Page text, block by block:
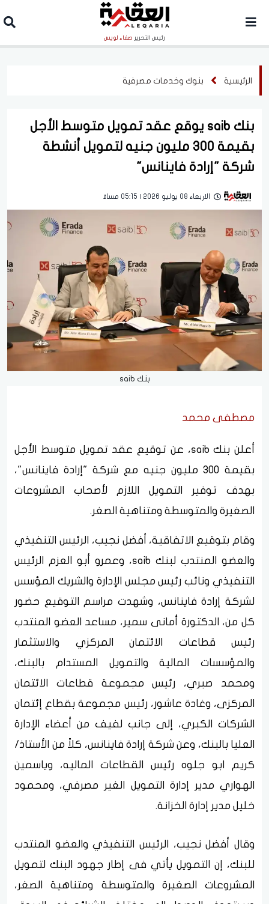
رئيس التحرير صفاء لويس
الرئيسية بنوك وخدمات مصرفية
بنك saib يوقع عقد تمويل متوسط الأجل
بقيمة 300 مليون جنيه لتمويل أنشطة
شركة "إرادة فاينانس"
الاربعاء 08 يوليو 2026 | 05:15 مساءً
بنك saib
مصطفى محمد
أعلن بنك saib، عن توقيع عقد تمويل متوسط الأجل
بقيمة 300 مليون جنيه مع شركة "إرادة فاينانس"،
بهدف توفير التمويل اللازم لأصحاب المشروعات
الصغيرة والمتوسطة ومتناهية الصغر.
وقام بتوقيع الاتفاقية، أفضل نجيب، الرئيس التنفيذي
والعضو المنتدب لبنك saib، وعمرو أبو العزم الرئيس
التنفيذي ونائب رئيس مجلس الإدارة والشريك المؤسس
لشركة إرادة فاينانس، وشهدت مراسم التوقيع حضور
كل من، الدكتورة أمانى سمير، مساعد العضو المنتدب
رئيس قطاعات الائتمان المركزي والاستثمار
والمؤسسات المالية والتمويل المستدام بالبنك،
ومحمد صبري، رئيس مجموعة قطاعات الائتمان
المركزى، وغادة عاشور، رئيس مجموعة بقطاع إئتمان
الشركات الكبري، إلى جانب لفيف من أعضاء الإدارة
العليا بالبنك، وعن شركة إرادة فاينانس، كلاً من الأستاذ/
كريم ابو جلوه رئيس القطاعات الماليه، وياسمين
الهواري مدير إدارة التمويل الغير مصرفي، ومحمود
خليل مدير إدارة الخزانة.
وقال أفضل نجيب، الرئيس التنفيذي والعضو المنتدب
للبنك، إن التمويل يأتي فى إطار جهود البنك لتمويل
المشروعات الصغيرة والمتوسطة ومتناهية الصغر،